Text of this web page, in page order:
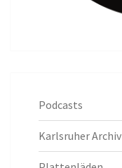
Podcasts
Karlsruher Archiv